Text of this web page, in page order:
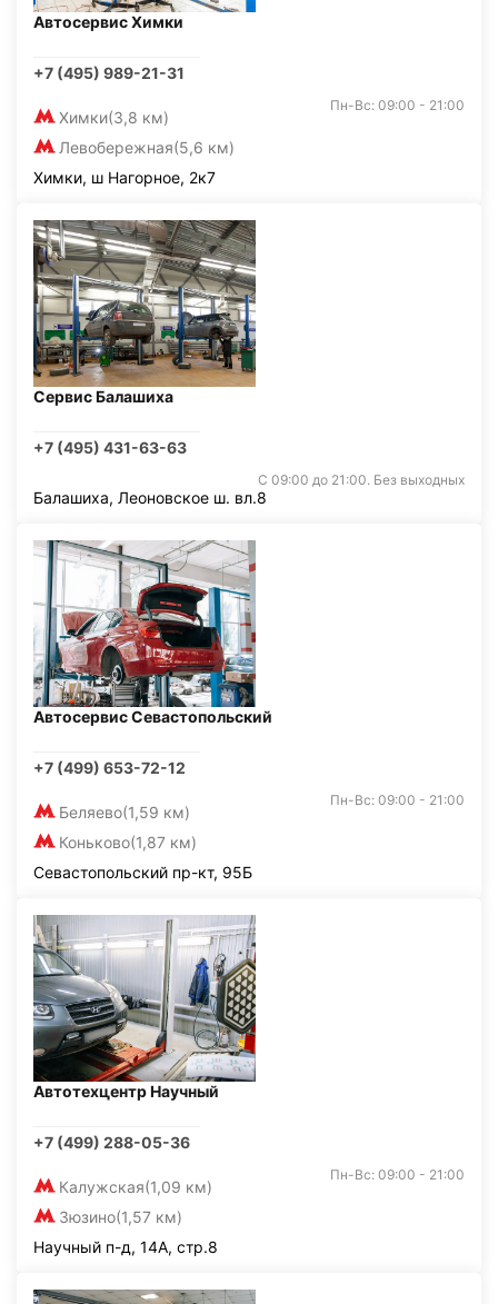
Автосервис Химки
+7 (495) 989-21-31
Химки(3,8 км)
Левобережная(5,6 км)
Пн-Вс: 09:00 - 21:00
Химки, ш Нагорное, 2к7
Сервис Балашиха
+7 (495) 431-63-63
С 09:00 до 21:00. Без выходных
Балашиха, Леоновское ш. вл.8
Автосервис Севастопольский
+7 (499) 653-72-12
Беляево(1,59 км)
Коньково(1,87 км)
Пн-Вс: 09:00 - 21:00
Севастопольский пр-кт, 95Б
Автотехцентр Научный
+7 (499) 288-05-36
Калужская(1,09 км)
Зюзино(1,57 км)
Пн-Вс: 09:00 - 21:00
Научный п-д, 14А, стр.8